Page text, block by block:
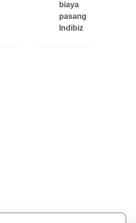
biaya
pasang
Indibiz